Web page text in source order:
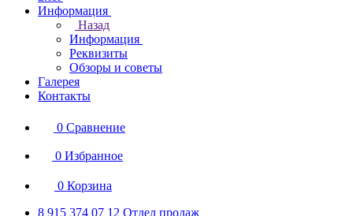
Информация
Назад
Информация
Реквизиты
Обзоры и советы
Галерея
Контакты
0 Сравнение
0 Избранное
0 Корзина
8 915 374 07 12 Отдел продаж